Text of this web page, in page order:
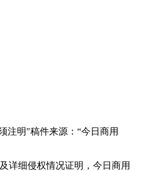
注明"稿件来源：“今日商用
详细侵权情况证明，今日商用